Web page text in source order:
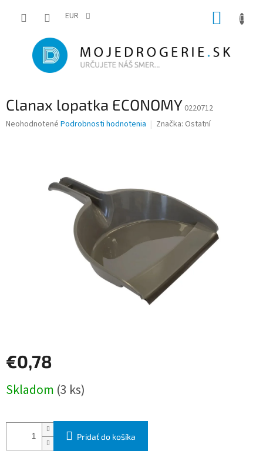
EUR
Clanax lopatka ECONOMY 0220712
Priemerné
Neohodnotené Podrobnosti hodnotenia Značka: Ostatní
€0,78
cena:
Skladom (3 ks)
Pridať do košíka